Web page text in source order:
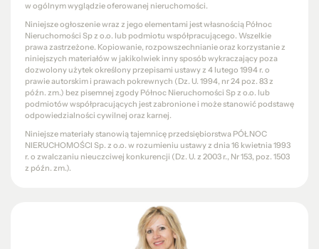
w ogólnym wyglądzie oferowanej nieruchomości.
Niniejsze ogłoszenie wraz z jego elementami jest własnością Północ
Nieruchomości Sp z o.o. lub podmiotu współpracującego. Wszelkie
prawa zastrzeżone. Kopiowanie, rozpowszechnianie oraz korzystanie z
niniejszych materiałów w jakikolwiek inny sposób wykraczający poza
dozwolony użytek określony przepisami ustawy z 4 lutego 1994 r. o
prawie autorskim i prawach pokrewnych (Dz. U. 1994, nr 24 poz. 83 z
późn. zm.) bez pisemnej zgody Północ Nieruchomości Sp z o.o. lub
podmiotów współpracujących jest zabronione i może stanowić podstawę
odpowiedzialności cywilnej oraz karnej.
Niniejsze materiały stanowią tajemnicę przedsiębiorstwa PÓŁNOC
NIERUCHOMOŚCI Sp. z o.o. w rozumieniu ustawy z dnia 16 kwietnia 1993
r. o zwalczaniu nieuczciwej konkurencji (Dz. U. z 2003 r., Nr 153, poz. 1503
z późn. zm.).